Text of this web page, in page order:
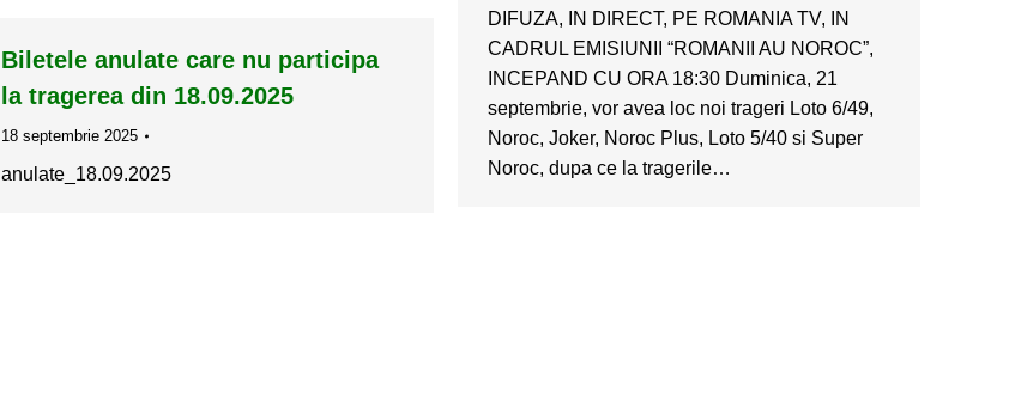
DIFUZA, IN DIRECT, PE ROMANIA TV, IN
CADRUL EMISIUNII “ROMANII AU NOROC”,
INCEPAND CU ORA 18:30 Duminica, 21
septembrie, vor avea loc noi trageri Loto 6/49,
Noroc, Joker, Noroc Plus, Loto 5/40 si Super
Noroc, dupa ce la tragerile…
Biletele anulate care nu participa
la tragerea din 18.09.2025
18 septembrie 2025
anulate_18.09.2025